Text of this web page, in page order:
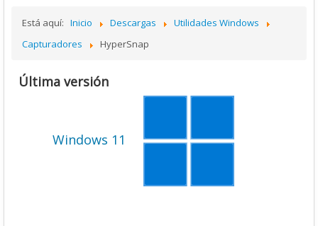
Está aquí: Inicio Descargas
Utilidades Windows
Capturadores
HyperSnap
Última versión
Windows 11